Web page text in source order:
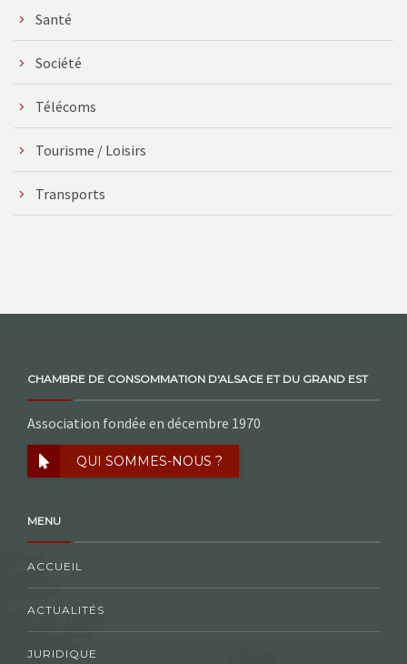
Santé
Société
Télécoms
Tourisme / Loisirs
Transports
CHAMBRE DE CONSOMMATION D'ALSACE ET DU GRAND EST
Association fondée en décembre 1970
QUI SOMMES-NOUS ?
MENU
ACCUEIL
ACTUALITÉS
JURIDIQUE